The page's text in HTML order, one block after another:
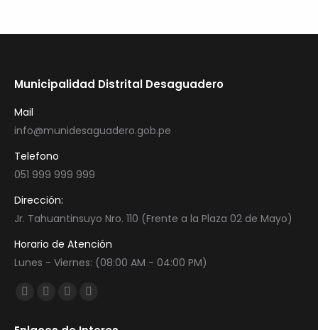
Municipalidad Distrital Desaguadero
Mail
info@munidesaguadero.gob.pe
Telefono
051 999 999 999
Dirección:
Jr. Tahuantinsuyo Nro. 110 (Frente a la Plaza 02 de Mayo)
Horario de Atención
Lunes - Viernes: (08:00 AM - 04:00 PM)
Encuéntranos en:
Facebook
TwitterYouTubeInstagram